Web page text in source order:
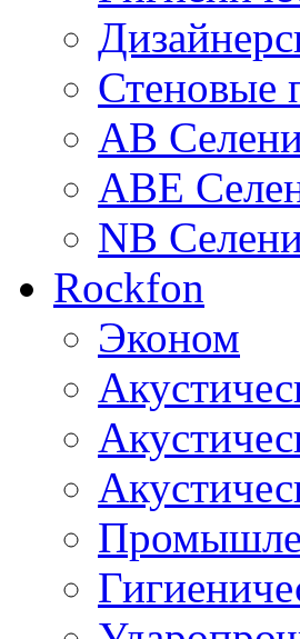
Стеновые
AB
ABE
NB
Rockfon
Эконом